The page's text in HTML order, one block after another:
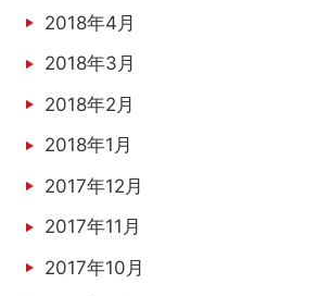
2018年4月
2018年3月
2018年2月
2018年1月
2017年12月
2017年11月
2017年10月